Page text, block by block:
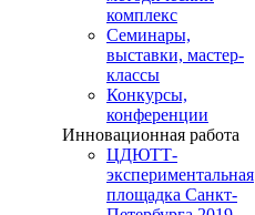
комплекс
Семинары,
выставки, мастер-
классы
Конкурсы,
конференции
Инновационная работа
ЦДЮТТ-
экспериментальная
площадка Санкт-